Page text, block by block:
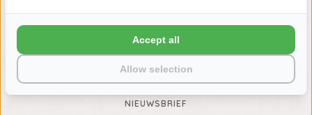
VRAGEN? BEL DAN
+31 (0) 575 511817
NIEUWSBRIEF
Allow selection
Accept all